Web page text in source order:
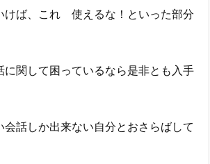
けば、これ 使えるな！といった部分
に関して困っているなら是非とも入手
会話しか出来ない自分とおさらばして